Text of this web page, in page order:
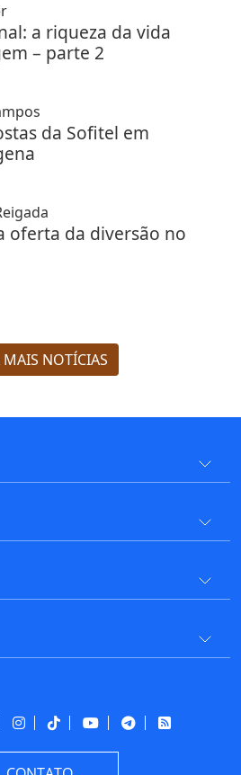
a riqueza da vida
– parte 2
da Sofitel em
oferta da diversão no
MAIS NOTÍCIAS